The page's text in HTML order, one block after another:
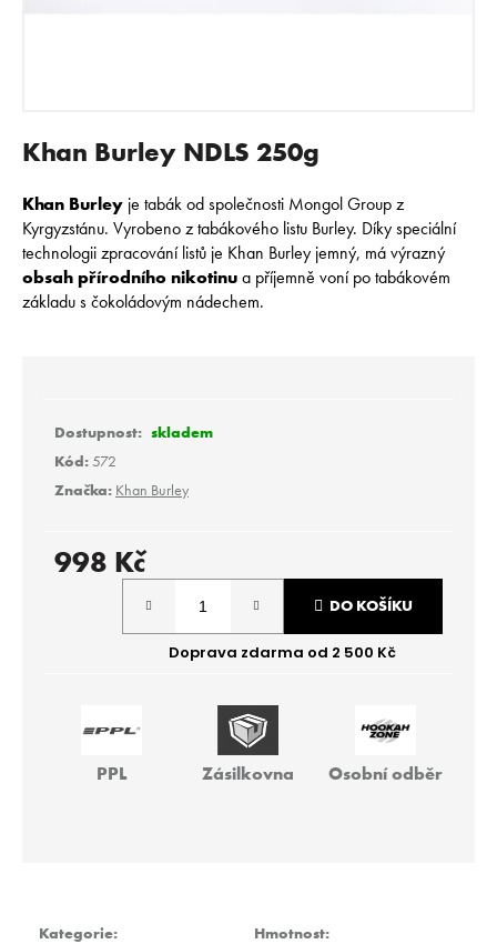
Khan Burley NDLS 250g
Khan Burley je tabák od společnosti Mongol Group z
Kyrgyzstánu. Vyrobeno z tabákového listu Burley. Díky speciální
technologii zpracování listů je Khan Burley jemný, má výrazný
obsah přírodního nikotinua příjemně voní po tabákovém
základu s čokoládovým nádechem.
skladem
Kód:572
Značka: Khan Burley
998 Kč
DO KOŠÍKU
PPL Zásilkovna Osobní odběr
Kategorie:
Hmotnost:
T
?
HLEDAT